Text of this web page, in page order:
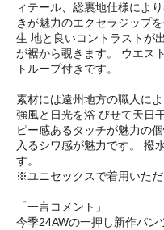
ィテール、総裏地仕様によ
きが魅力のエクセラジップ
生 地と良いコントラストが
が裾から覗きます。 ウエス
トループ付きです。
素材には遠州地方の職人に
強風と日光を浴 びせて天日
ピー感あるタッチが魅力の
入るシワ感が魅力です。 撥
す。
※ユニセックスで着用いただ
「一言コメント」
今季24AWの一押し新作パン